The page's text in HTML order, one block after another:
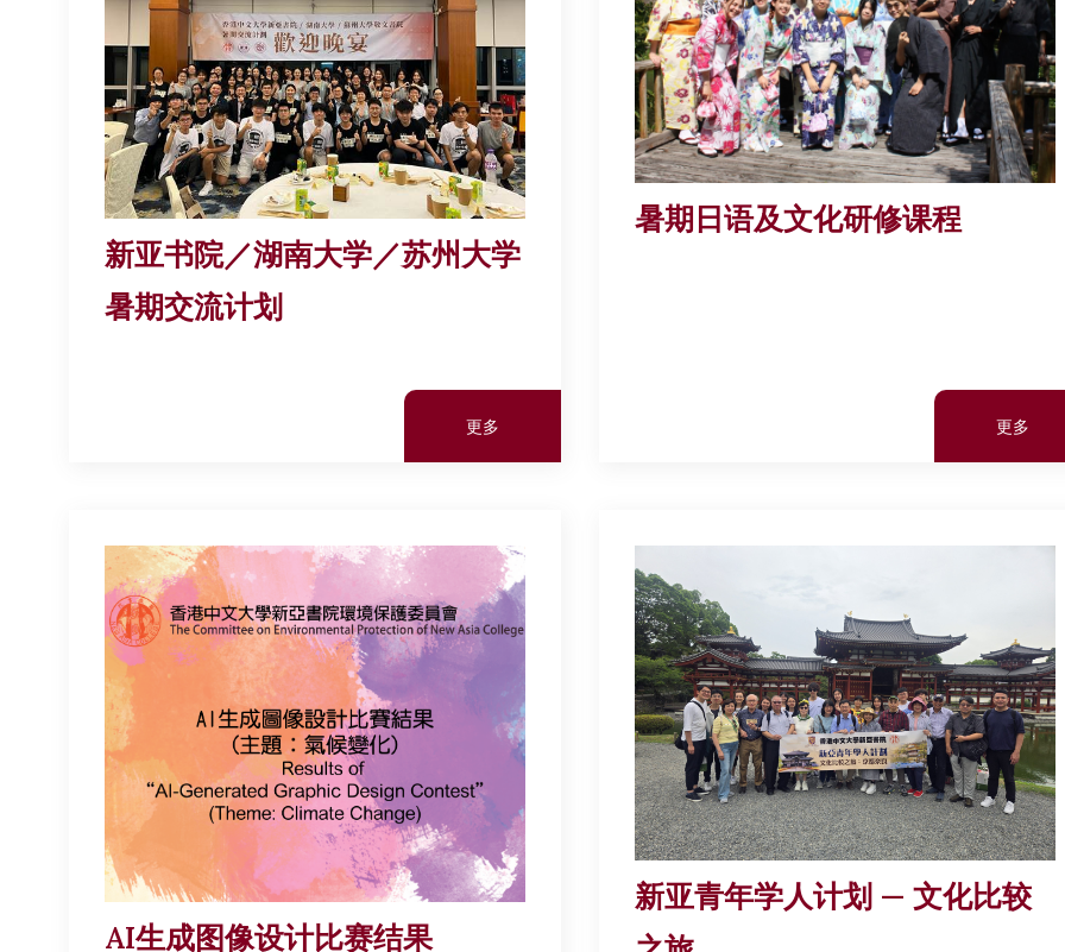
新亚书院／湖南大学／苏州大学
暑期交流计划
更多
暑期日语及文化研修课程
更多
AI生成图像设计比赛结果
新亚青年学人计划 — 文化比较